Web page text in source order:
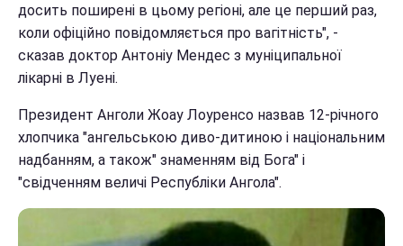
досить поширені в цьому регіоні, але це перший раз,
коли офіційно повідомляється про вагітність", -
сказав доктор Антоніу Мендес з муніципальної
лікарні в Луені.
Президент Анголи Жоау Лоуренсо назвав 12-річного
хлопчика "ангельською диво-дитиною і національним
надбанням, а також" знаменням від Бога" і
"свідченням величі Республіки Ангола".